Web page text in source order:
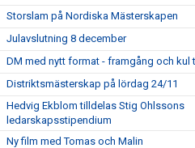
Storslam på Nordiska Mästerskapen
Julavslutning 8 december
DM med nytt format - framgång och kul
Distriktsmästerskap på lördag 24/11
Hedvig Ekblom tilldelas Stig Ohlssons
ledarskapsstipendium
Ny film med Tomas och Malin